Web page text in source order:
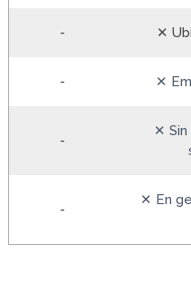
- ✕
- ✕
-
✕
-
✕ En